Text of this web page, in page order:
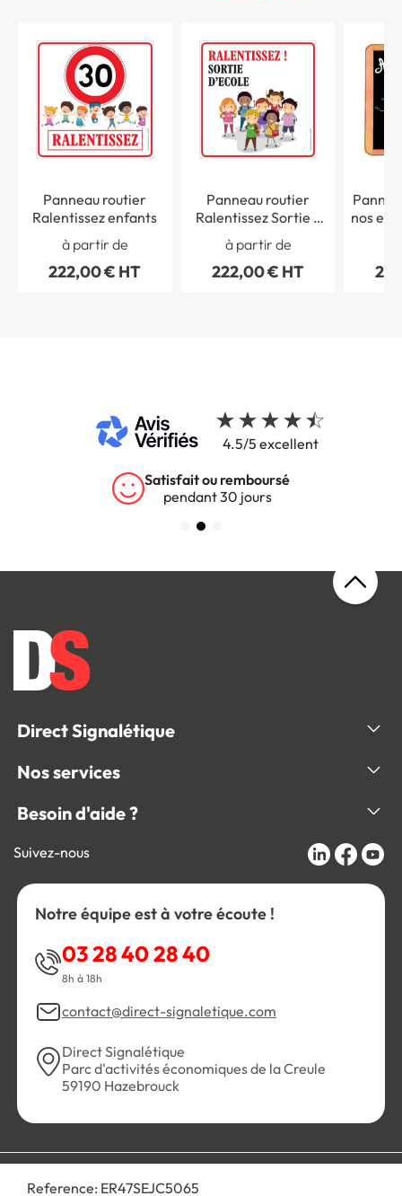
Reference: ER47SEJC5065
Panneau routier
Ralentissez enfants
à partir de
222,00 € HT
Panneau routier
Ralentissez Sortie d
à partir de
222,00 € HT
nos
4.5/5 excellent
Garantie 5 ans
sur tous nos produits
Direct Signalétique
Nos services
Besoin d'aide ?
Suivez-nous
Notre équipe est à votre écoute !
03 28 40 28 40
8h à 18h
contact@direct-signaletique.com
Direct Signalétique
Parc d'activités économiques de la Creule
59190 Hazebrouck
Personnaliser les cookies